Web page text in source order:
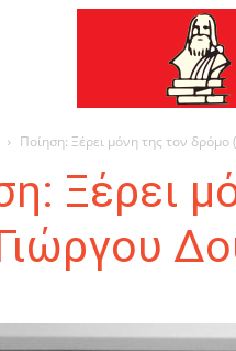
Ποίηση: Ξέρει μόνη της τον δρόμο
Ξέρει